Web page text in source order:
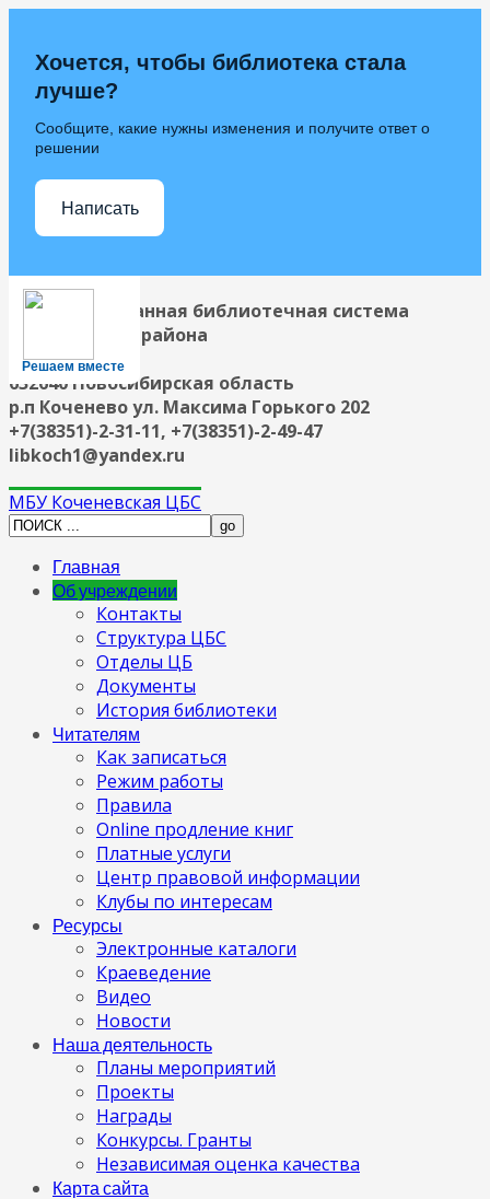
Решаем вместе
Хочется, чтобы библиотека стала
лучше?
Сообщите, какие нужны изменения и получите ответ о
решении
Написать
Централизованная библиотечная система
Коченевского района
632640 Новосибирская область
р.п Коченево ул. Максима Горького 202
+7(38351)-2-31-11, +7(38351)-2-49-47
libkoch1@yandex.ru
МБУ Коченевская ЦБС
Главная
Об учреждении
Контакты
Структура ЦБС
Отделы ЦБ
Документы
История библиотеки
Читателям
Как записаться
Режим работы
Правила
Online продление книг
Платные услуги
Центр правовой информации
Клубы по интересам
Ресурсы
Электронные каталоги
Краеведение
Видео
Новости
Наша деятельность
Планы мероприятий
Проекты
Награды
Конкурсы. Гранты
Независимая оценка качества
Карта сайта